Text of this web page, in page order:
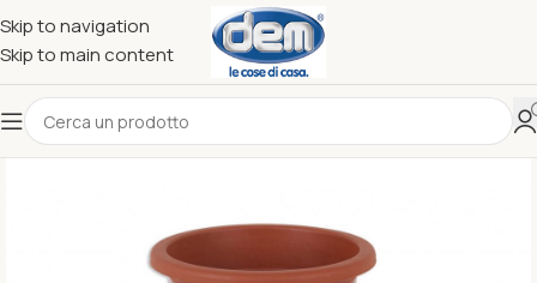
Skip to navigation
Skip to main content